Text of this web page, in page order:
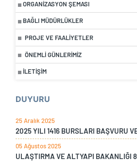
ORGANIZASYON ŞEMASI
BAĞLI MÜDÜRLÜKLER
PROJE VE FAALIYETLER
ÖNEMLI GÜNLERIMIZ
İLETIŞIM
DUYURU
25 Aralık 2025
2025 YILI 1416 BURSLARI BAŞVURU
05 Ağustos 2025